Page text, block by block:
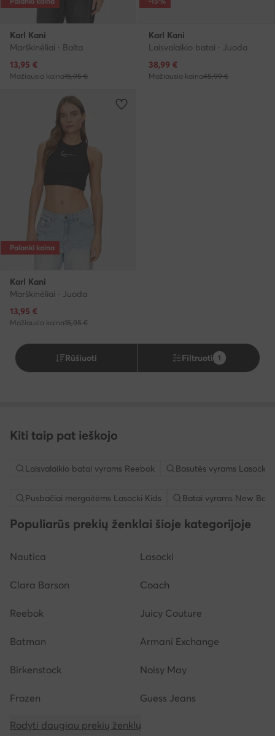
Karl Kani
Marškinėliai · Balta
Dabartinė kaina
13,95 €
Mažiausia kaina15,95 €
Karl Kani
Laisvalaikio batai · Juoda
Dabartinė kaina
38,99 €
Mažiausia kaina45,99 €
Palanki kaina
Karl Kani
Marškinėliai · Juoda
Dabartinė kaina
13,95 €
Mažiausia kaina15,95 €
Rūšiuoti Filtruoti 1
Kiti taip pat ieškojo
Laisvalaikio batai vyrams Reebok Basutės vyrams Lasocki
Pusbačiai mergaitėms Lasocki Kids Batai vyrams New
Populiarūs prekių ženklai šioje kategorijoje
Nautica Lasocki
Clara Barson Coach
Reebok Juicy Couture
Batman Armani Exchange
Birkenstock Noisy May
Frozen Guess Jeans
Rodyti daugiau prekių ženklų